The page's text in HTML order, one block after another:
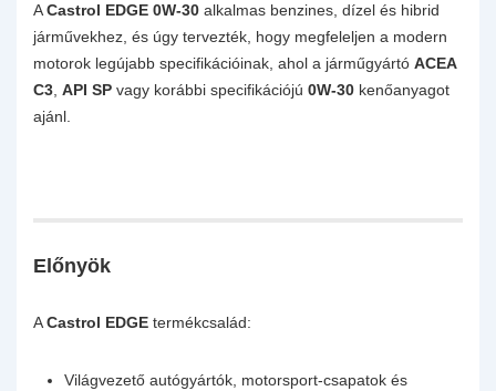
ACastrol EDGE 0W-30 alkalmas benzines, dízel és hibrid
járművekhez, és úgy tervezték, hogy megfeleljen a modern
motorok legújabb specifikációinak, ahol a járműgyártó ACEA
C3 API SP vagy korábbi specifikációjú 0W-30 kenőanyagot
ajánl.
Előnyök
ACastrol EDGE termékcsalád:
Világvezető autógyártók, motorsport-csapatok és